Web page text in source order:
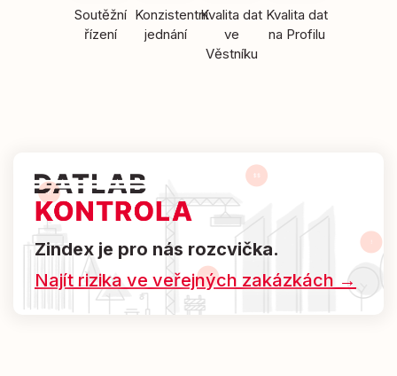
Soutěžní
řízení
Konzistentní
jednání
Kvalita dat
ve
Věstníku
Kvalita dat
na Profilu
Zindex je pro nás rozcvička.
Najít rizika ve veřejných zakázkách →